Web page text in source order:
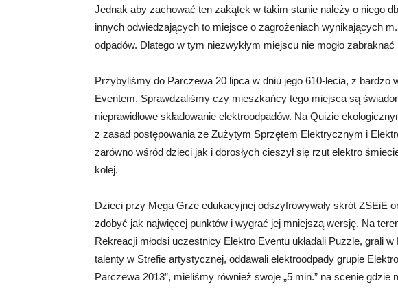
Jednak aby zachować ten zakątek w takim stanie należy o niego
innych odwiedzających to miejsce o zagrożeniach wynikających
odpadów. Dlatego w tym niezwykłym miejscu nie mogło
Przybyliśmy do Parczewa 20 lipca w dniu jego 610-lecia, z bardzo
Eventem. Sprawdzaliśmy czy mieszkańcy tego miejsca są
nieprawidłowe składowanie elektroodpadów. Na Quizie
z zasad postępowania ze Zużytym Sprzętem Elektrycznym i
zarówno wśród dzieci jak i dorosłych cieszył się rzut elektro
kolej.
Dzieci przy Mega Grze edukacyjnej odszyfrowywały skrót ZSEiE
zdobyć jak najwięcej punktów i wygrać jej mniejszą wersję. Na
Rekreacji młodsi uczestnicy Elektro Eventu układali Puzzle, grali
talenty w Strefie artystycznej, oddawali elektroodpady grupie
Parczewa 2013”, mieliśmy również swoje „5 min.” na scenie